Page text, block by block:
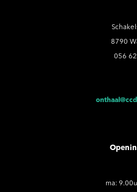
8790
056
ma: